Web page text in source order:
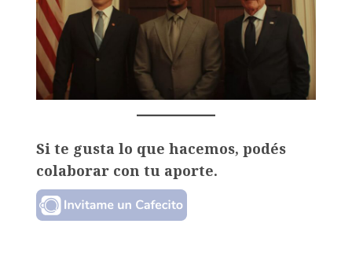
Si te gusta lo que hacemos, podés
colaborar con tu aporte.